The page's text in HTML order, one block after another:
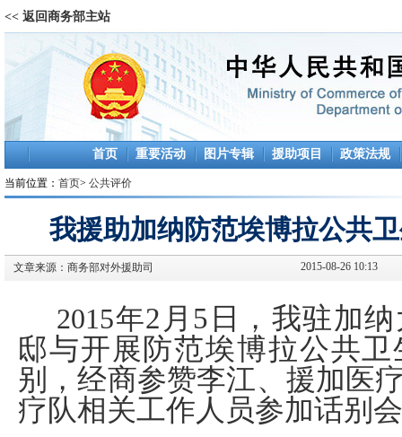
<< 返回商务部主站
首页 重要活动 图片专辑 援助项目 政策法规
当前位置： 首页> 公共评价
我援助加纳防范埃博拉公共
文章来源： 商务部对外援助司 2015-08-26 10:13
2015年2 月5日
，我驻加
邸与开展防范埃博拉公共
别，经商参赞李江、援加医
疗队相关工作人员参加话别